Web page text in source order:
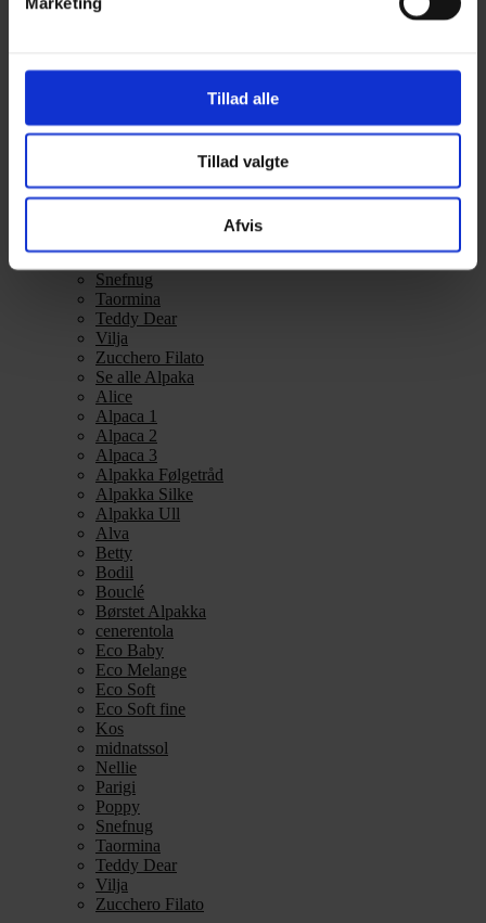
Tillad alle
Tillad valgte
Afvis
Betty
Eco Melange
Eco Soft
Kos
midnatssol
Poppy
Snefnug
Taormina
Teddy Dear
Vilja
Zucchero Filato
Se alle Alpaka
Alice
Alpaca 1
Alpaca 2
Alpaca 3
Alpakka Følgetråd
Alpakka Silke
Alpakka Ull
Alva
Betty
Bodil
Bouclé
Børstet Alpakka
cenerentola
Eco Baby
Eco Melange
Eco Soft
Eco Soft fine
Kos
midnatssol
Nellie
Parigi
Poppy
Snefnug
Taormina
Teddy Dear
Vilja
Zucchero Filato